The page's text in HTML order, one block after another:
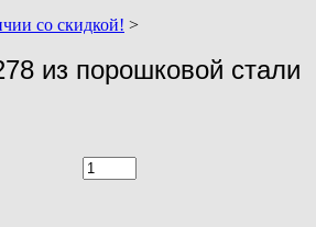
со скидкой! >
из порошковой стали